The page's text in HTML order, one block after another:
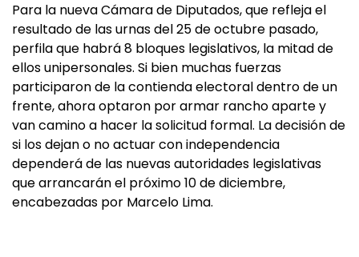
Para la nueva Cámara de Diputados, que refleja el
resultado de las urnas del 25 de octubre pasado,
perfila que habrá 8 bloques legislativos, la mitad de
ellos unipersonales. Si bien muchas fuerzas
participaron de la contienda electoral dentro de un
frente, ahora optaron por armar rancho aparte y
van camino a hacer la solicitud formal. La decisión de
si los dejan o no actuar con independencia
dependerá de las nuevas autoridades legislativas
que arrancarán el próximo 10 de diciembre,
encabezadas por Marcelo Lima.